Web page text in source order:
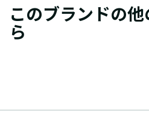
このブランドの
ら